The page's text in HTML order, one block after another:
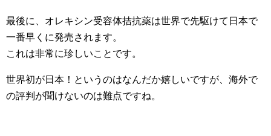
最後に、オレキシン受容体拮抗薬は世界で先駆けて日本で
一番早くに発売されます。
これは非常に珍しいことです。
世界初が日本！というのはなんだか嬉しいですが、海外で
の評判が聞けないのは難点ですね。